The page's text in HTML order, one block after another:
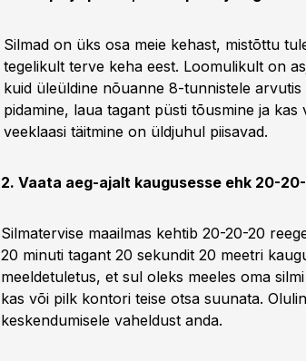
Silmad on üks osa meie kehast, mistõttu
tegelikult terve keha eest. Loomulikult on
kuid üleüldine nõuanne 8-tunnistele
pidamine, laua tagant püsti tõusmine ja
veeklaasi täitmine on üldjuhul piisavad.
2. Vaata aeg-ajalt kaugusesse ehk 20-
Silmatervise maailmas kehtib 20-20-20
20 minuti tagant 20 sekundit 20 meetri
meeldetuletus, et sul oleks meeles oma
kas või pilk kontori teise otsa suunata.
keskendumisele vaheldust anda.